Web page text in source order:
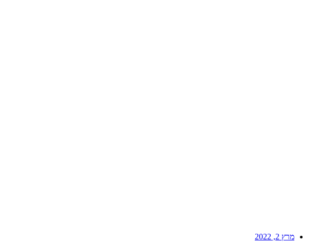
מרץ 2, 2022